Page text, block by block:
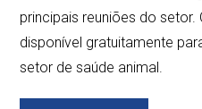
principais reuniões do
disponível gratuitamente
setor de saúde animal.